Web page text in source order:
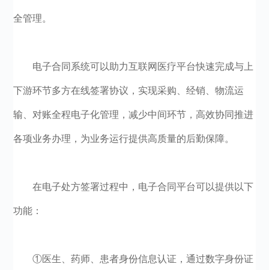
全管理。
电子合同系统可以助力互联网医疗平台快速完成与上
下游环节多方在线签署协议，实现采购、经销、物流运
输、对账全程电子化管理，减少中间环节，高效协同推进
各项业务办理，为业务运行提供高质量的后勤保障。
在电子处方签署过程中，电子合同平台可以提供以下
功能：
①医生、药师、患者身份信息认证，通过数字身份证